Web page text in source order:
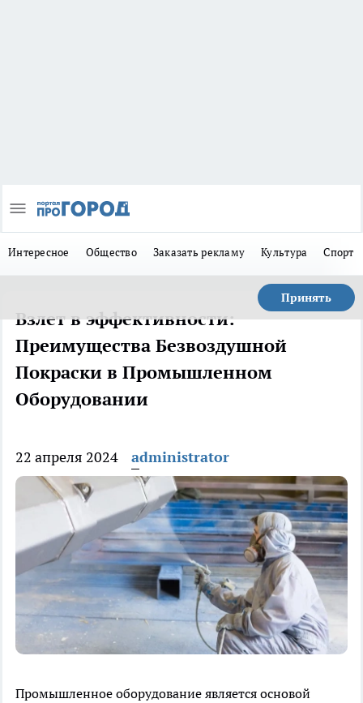
Интересное Общество Заказать рекламу Культура Спорт
Принять
Взлет в эффективности:
Преимущества Безвоздушной
Покраски в Промышленном
Оборудовании
22 апреля 2024 administrator
Промышленное оборудование является основой